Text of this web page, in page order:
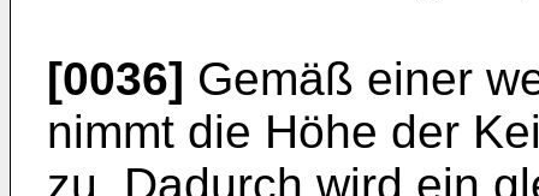
[0036] Gemäß einer
nimmt die Höhe der
zu. Dadurch wird ein